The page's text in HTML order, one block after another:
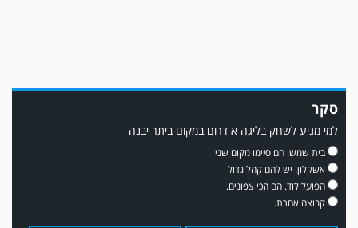
משחק אימון: שדרות גברה על מ.ס. דימונה 1-4.
סקר
למי מגיע לשחק בליגה א דרום במקום ביתר יבנה
בית שמש. הם סיימו מקום שני
אשקלון. יש להם קהל גדול
הפועל לוד. הם הכי צפונים.
קבוצה אחרת.